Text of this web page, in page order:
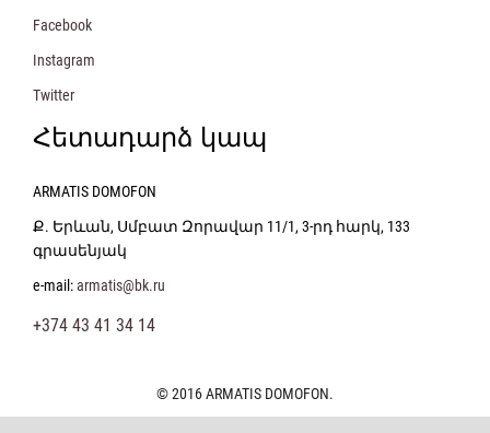
Facebook
Instagram
Twitter
Հետադարձ կապ
ARMATIS DOMOFON
Ք. Երևան, Սմբատ Զորավար 11/1, 3-րդ հարկ, 133
գրասենյակ
e-mail:armatis@bk.ru
+374 43 41 34 14
© 2016 ARMATIS DOMOFON.